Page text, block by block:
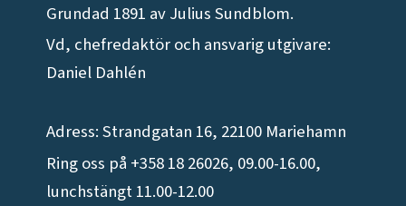
Grundad 1891 av Julius Sundblom.
Vd, chefredaktör och ansvarig utgivare:
Daniel Dahlén
Adress: Strandgatan 16, 22100 Mariehamn
Ring oss på +358 18 26026, 09.00-16.00,
lunchstängt 11.00-12.00